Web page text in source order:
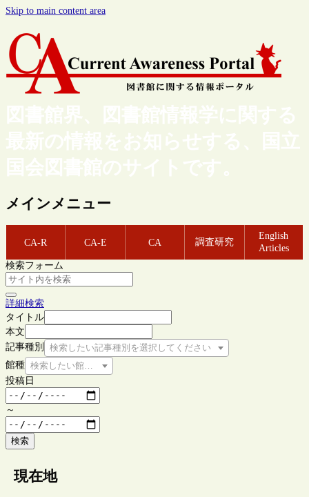
Skip to main content area
図書館界、図書館情報学に関する
最新の情報をお知らせする、国立
国会図書館のサイトです。
メインメニュー
CA-R CA-E CA 調査研究
English
Articles
検索フォーム
詳細検索
タイトル
本文
記事種別
検索したい記事種別を選択してください
館種 検索したい館種を選択してください
投稿日
～
検索
現在地